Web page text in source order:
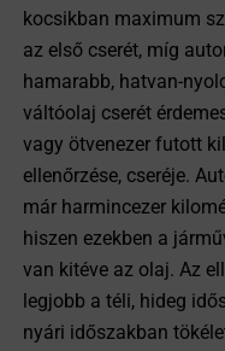
kocsikban maximum
az első cserét, míg
hamarabb, hatvan-
váltóolaj cserét
vagy ötvenezer futott
ellenőrzése, cseréje.
már harmincezer
hiszen ezekben a
van kitéve az olaj. Az
legjobb a téli, hideg
nyári időszakban